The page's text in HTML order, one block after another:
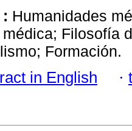
Humanidades
Filosofía
Formación.
in English ·